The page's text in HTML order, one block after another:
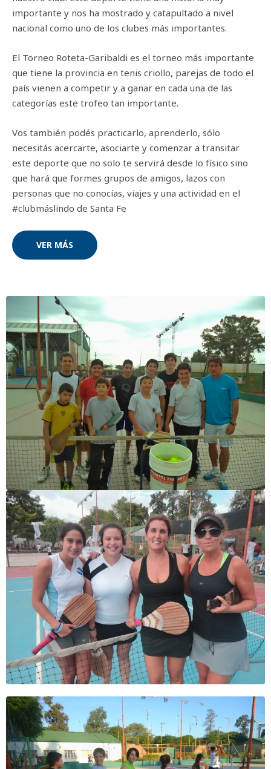
importante y nos ha mostrado y catapultado a nivel
nacional como uno de los clubes más importantes.
El Torneo Roteta-Garibaldi es el torneo más importante
que tiene la provincia en tenis criollo, parejas de todo el
país vienen a competir y a ganar en cada una de las
categorías este trofeo tan importante.
Vos también podés practicarlo, aprenderlo, sólo
necesitás acercarte, asociarte y comenzar a transitar
este deporte que no solo te servirá desde lo físico sino
que hará que formes grupos de amigos, lazos con
personas que no conocías, viajes y una actividad en el
#clubmáslindo de Santa Fe
VER MÁS